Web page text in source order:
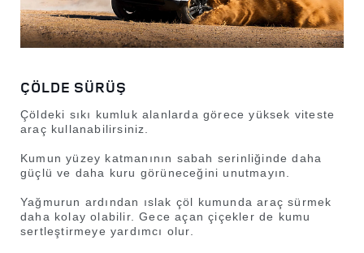
ÇÖLDE SÜRÜŞ
Çöldeki sıkı kumluk alanlarda görece yüksek viteste
araç kullanabilirsiniz.
Kumun yüzey katmanının sabah serinliğinde daha
güçlü ve daha kuru görüneceğini unutmayın.
Yağmurun ardından ıslak çöl kumunda araç sürmek
daha kolay olabilir. Gece açan çiçekler de kumu
sertleştirmeye yardımcı olur.